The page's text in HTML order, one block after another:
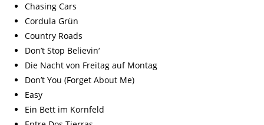
Chasing Cars
Cordula Grün
Country Roads
Don’t Stop Believin‘
Die Nacht von Freitag auf Montag
Don’t You (Forget About Me)
Easy
Ein Bett im Kornfeld